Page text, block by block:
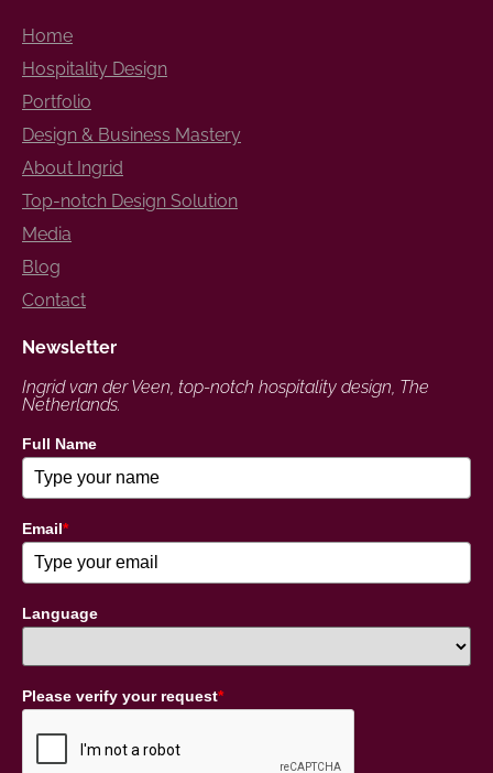
Newsletter
Ingrid van der Veen, top-notch hospitality design, The
Netherlands.
Full Name
Email*
Language
Please verify your request*
Home
Hospitality Design
Portfolio
Design & Business Mastery
About Ingrid
Top-notch Design Solution
Media
Blog
Contact